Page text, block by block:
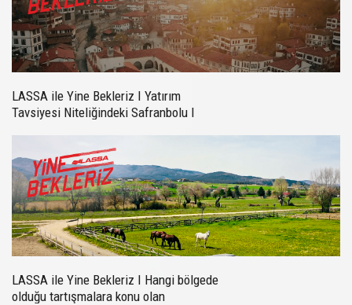
LASSA ile Yine Bekleriz I Yatırım
Tavsiyesi Niteliğindeki Safranbolu I
LASSA ile Yine Bekleriz I Hangi bölgede
olduğu tartışmalara konu olan